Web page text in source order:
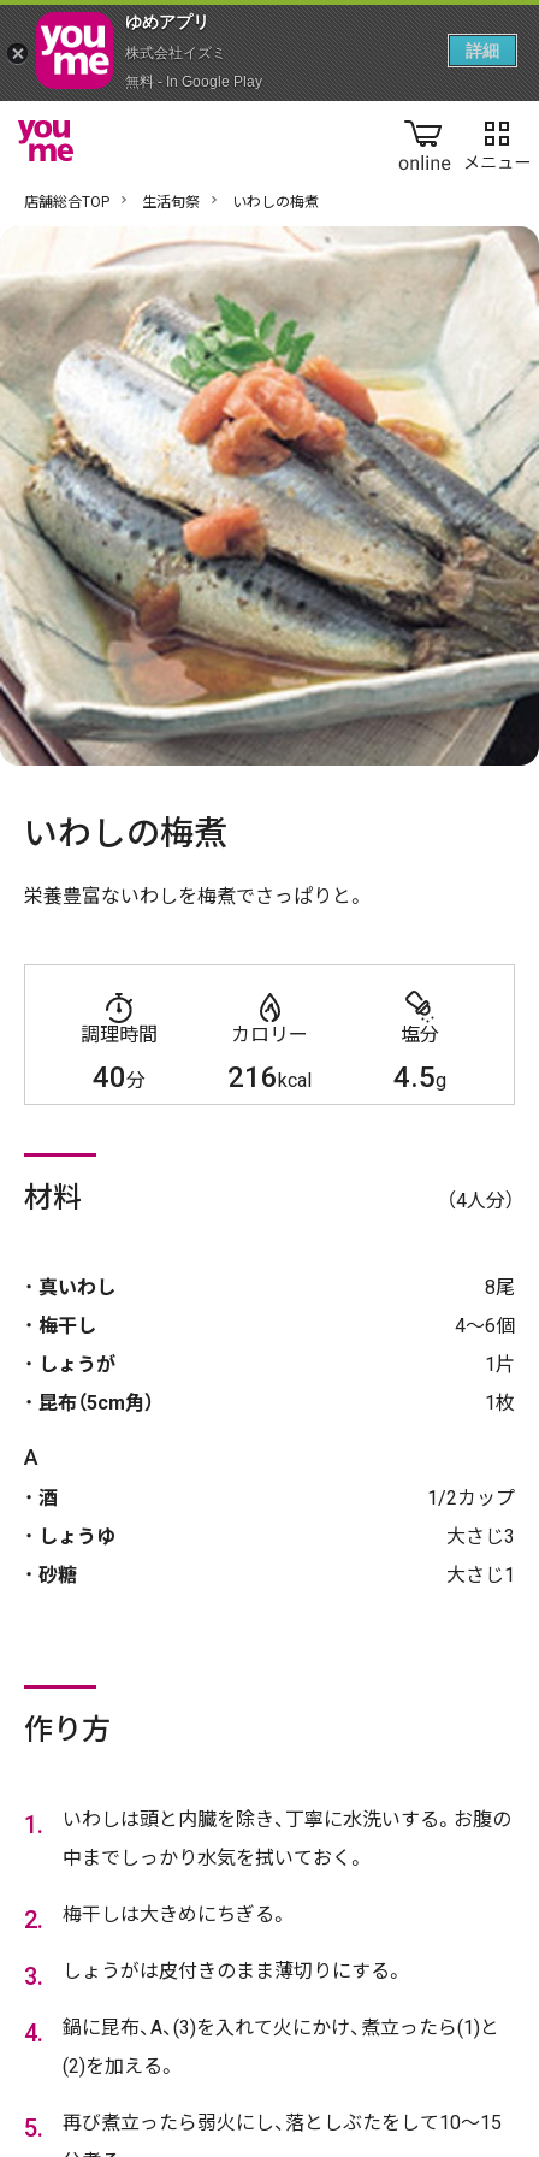
online
店舗総合TOP 生活旬祭 いわしの梅煮
いわしの梅煮
栄養豊富ないわしを梅煮でさっぱりと。
調理時間
40分
カロリー
216kcal
塩分
4.5g
材料 （4人分）
真いわし
8尾
梅干し
4～6個
しょうが
1片
昆布（5cm角）
1枚
A
酒
1/2カップ
しょうゆ
大さじ3
砂糖
大さじ1
作り方
いわしは頭と内臓を除き、丁寧に水洗いする。お腹の
中までしっかり水気を拭いておく。
梅干しは大きめにちぎる。
しょうがは皮付きのまま薄切りにする。
鍋に昆布、A、(3)を入れて火にかけ、煮立ったら(1)と
(2)を加える。
再び煮立ったら弱火にし、落としぶたをして10～15
ゆめアプ‪リ‬
株式会社イズミ
無料 - In Google Play
詳細